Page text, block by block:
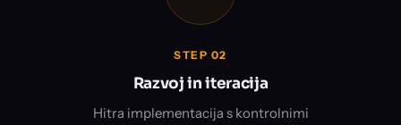
STEP 02
Razvoj in iteracija
Hitra implementacija s kontrolnimi